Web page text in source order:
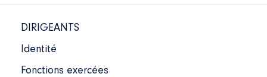
DIRIGEANTS
Identité
Fonctions exercées